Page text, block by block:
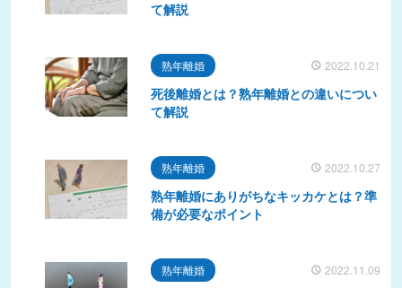
て解説
熟年離婚 2022.10.21
死後離婚とは？熟年離婚との違いについ
て解説
熟年離婚 2022.10.27
熟年離婚にありがちなキッカケとは？準
備が必要なポイント
熟年離婚 2022.11.09